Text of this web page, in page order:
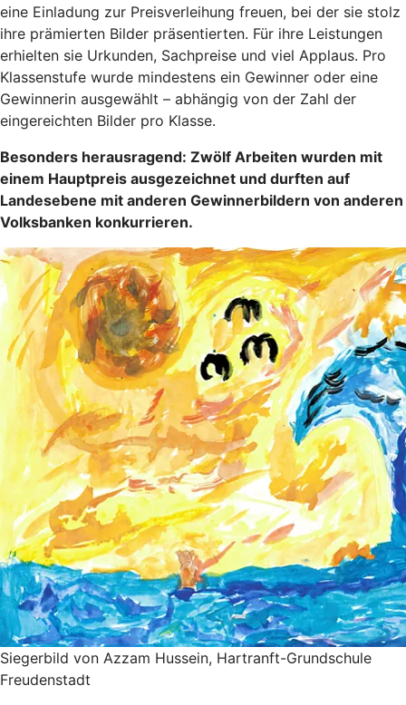
eine Einladung zur Preisverleihung freuen, bei der sie stolz
ihre prämierten Bilder präsentierten. Für ihre Leistungen
erhielten sie Urkunden, Sachpreise und viel Applaus. Pro
Klassenstufe wurde mindestens ein Gewinner oder eine
Gewinnerin ausgewählt – abhängig von der Zahl der
eingereichten Bilder pro Klasse.
Besonders herausragend: Zwölf Arbeiten wurden mit
einem Hauptpreis ausgezeichnet und durften auf
Landesebene mit anderen Gewinnerbildern von anderen
Volksbanken konkurrieren.
Siegerbild von Azzam Hussein, Hartranft-Grundschule
Freudenstadt